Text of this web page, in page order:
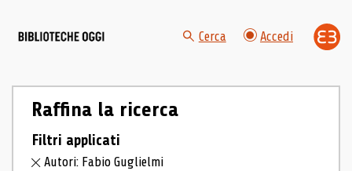
Cerca Accedi
Raffina la ricerca
Filtri applicati
Autori: Fabio Guglielmi